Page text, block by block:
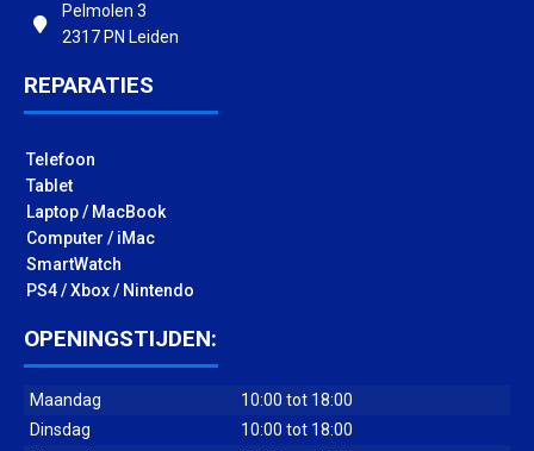
Pelmolen 3
2317 PN Leiden
REPARATIES
Telefoon
Tablet
Laptop / MacBook
Computer / iMac
SmartWatch
PS4 / Xbox / Nintendo
OPENINGSTIJDEN:
Maandag
10:00 tot 18:00
Dinsdag
10:00 tot 18:00